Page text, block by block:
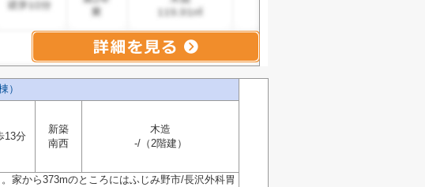
）
13分
新築
南西
木造
-/（2階建）
家から373mのところにはふじみ野市/長沢外科胃